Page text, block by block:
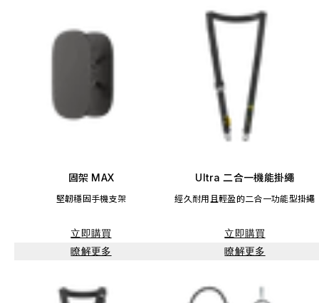
固架 MAX
堅韌穩固手機支架
立即購買
瞭解更多
Ultra 二合一機能掛繩
經久耐用且輕盈的二合一功能型掛繩
立即購買
瞭解更多